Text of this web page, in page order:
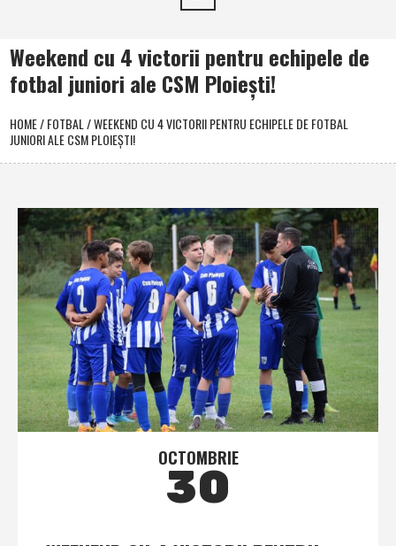
Weekend cu 4 victorii pentru echipele de
fotbal juniori ale CSM Ploieşti!
HOME/FOTBAL/WEEKEND CU 4 VICTORII PENTRU ECHIPELE DE FOTBAL
JUNIORI ALE CSM PLOIEŞTI!
OCTOMBRIE
30